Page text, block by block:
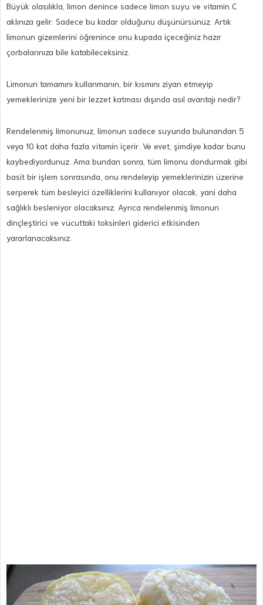
Büyük olasılıkla, limon denince sadece limon suyu ve vitamin C
aklınıza gelir. Sadece bu kadar olduğunu düşünürsünüz. Artık
limonun gizemlerini öğrenince onu kupada içeceğiniz hazır
çorbalarınıza bile katabileceksiniz.
Limonun tamamını kullanmanın, bir kısmını ziyan etmeyip
yemeklerinize yeni bir lezzet katması dışında asıl avantajı nedir?
Rendelenmiş limonunuz, limonun sadece suyunda bulunandan 5
veya 10 kat daha fazla vitamin içerir. Ve evet, şimdiye kadar bunu
kaybediyordunuz. Ama bundan sonra, tüm limonu dondurmak gibi
basit bir işlem sonrasında, onu rendeleyip yemeklerinizin üzerine
serperek tüm besleyici özelliklerini kullanıyor olacak, yani daha
sağlıklı besleniyor olacaksınız. Ayrıca rendelenmiş limonun
dinçleştirici ve vücuttaki toksinleri giderici etkisinden
yararlanacaksınız.